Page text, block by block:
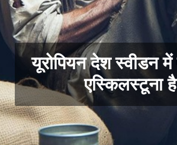
यूरोपियन देश स्वीडन
एस्किलस्टूना